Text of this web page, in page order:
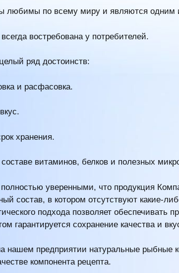
любимы по всему миру и являются одним
востребована у потребителей.
ряд достоинств:
и расфасовка.
хранения.
витаминов, белков и полезных
уверенными, что продукция
состав, в котором отсутствуют какие-
подхода позволяет
гарантируется сохранение качества и
нашем предприятии натуральные рыбные
компонента рецепта.